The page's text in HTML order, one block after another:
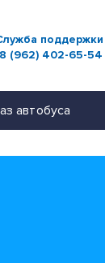
поддержки
8 (962) 402-65-54
автобуса